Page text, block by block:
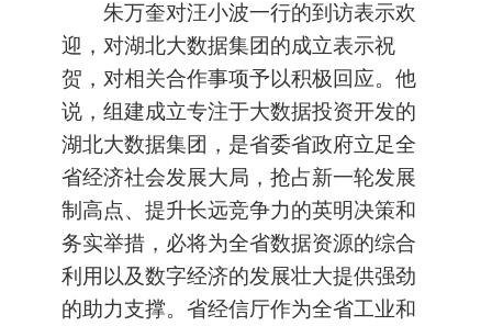
朱万奎对汪小波一行的到访表示欢
迎，对湖北大数据集团的成立表示祝
贺，对相关合作事项予以积极回应。他
说，组建成立专注于大数据投资开发的
湖北大数据集团，是省委省政府立足全
省经济社会发展大局，抢占新一轮发展
制高点、提升长远竞争力的英明决策和
务实举措，必将为全省数据资源的综合
利用以及数字经济的发展壮大提供强劲
的助力支撑。省经信厅作为全省工业和